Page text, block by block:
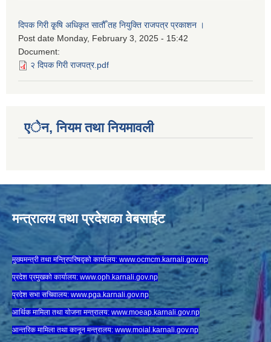
दिपक गिरी कृ्षि अधिकृत सातौँ तह नियुक्ति राजपत्र प्रकाशन ।
Post date Monday, February 3, 2025 - 15:42
Document:
२ दिपक गिरी राजपत्र.pdf
एेन, नियम तथा नियमावली
मन्त्रालय तथा प्रदेशका वेबसाईट
मुख्यमन्त्री तथा मन्त्रिपरिषद्को कार्यालय: www.ocmcm.karnali.gov.np
प्रदेश प्रमुखको कार्यालय: www.oph.karnali.gov.np
प्रदेश सभा सचिवालय: www.pga.karnali.gov.np
आर्थिक मामिला तथा योजना मन्त्रालय: www.moeap.karnali.gov.np
आन्तरिक मामिला तथा कानून मन्त्रालय: www.moial.karnali.gov.np